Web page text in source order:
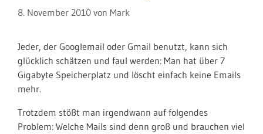
8. November 2010 von Mark
Jeder, der Googlemail oder Gmail benutzt, kann sich
glücklich schätzen und faul werden: Man hat über 7
Gigabyte Speicherplatz und löscht einfach keine Emails
mehr.
Trotzdem stößt man irgendwann auf folgendes
Problem: Welche Mails sind denn groß und brauchen viel